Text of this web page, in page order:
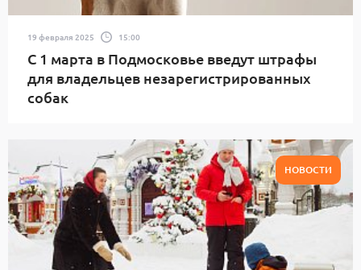
19 февраля 2025 15:00
С 1 марта в Подмосковье введут штрафы
для владельцев незарегистрированных
собак
НОВОСТИ